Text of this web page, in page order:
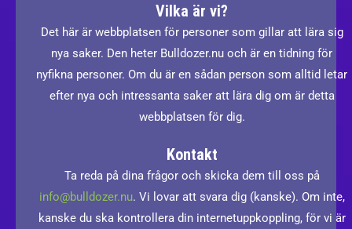
Vilka är vi?
Det här är webbplatsen för personer som gillar att lära sig
nya saker. Den heter Bulldozer.nu och är en tidning för
nyfikna personer. Om du är en sådan person som alltid letar
efter nya och intressanta saker att lära dig om är detta
webbplatsen för dig.
Kontakt
Ta reda på dina frågor och skicka dem till oss på
info@bulldozer.nu. Vi lovar att svara dig (kanske). Om inte,
kanske du ska kontrollera din internetuppkoppling, för vi är